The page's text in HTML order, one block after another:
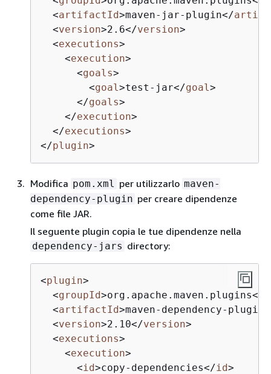
<artifactId>maven-jar-plugin</
<version>2.6</version>
<executions>
<execution>
<goals>
<goal >test-jar</goal >
</goals>
</execution>
</executions>
</plugin>
Modifica pom.xml per utilizzarlo maven-
dependency-plugin per creare dipendenze
come file JAR.
Il seguente plugin copia le tue dipendenze nella
dependency-jars directory:
<plugin>
<groupId>org.apache.maven.plugins</
<artifactId>maven-dependency-plugin
<version>2.10</version>
<executions>
<execution>
<id>copy-dependencies</id>